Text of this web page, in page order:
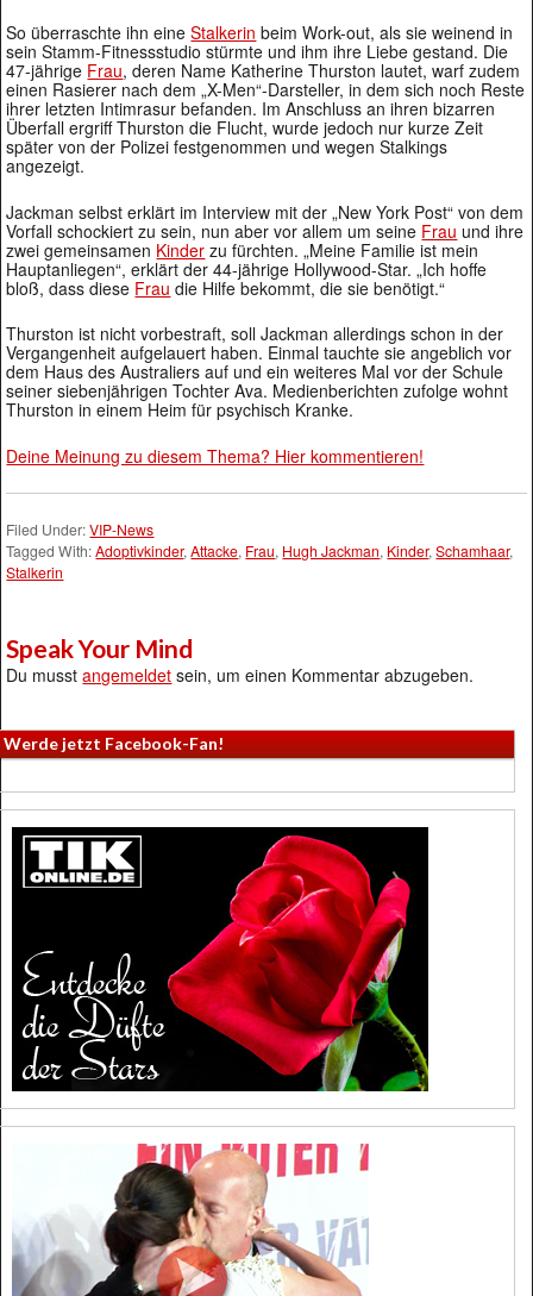
So überraschte ihn eineStalkerin beim Work-out, als sie weinend in
sein Stamm-Fitnessstudio stürmte und ihm ihre Liebe gestand. Die
47-jährige Frau, deren Name Katherine Thurston lautet, warf zudem
einen Rasierer nach dem „X-Men“-Darsteller, in dem sich noch Reste
ihrer letzten Intimrasur befanden. Im Anschluss an ihren bizarren
Überfall ergriff Thurston die Flucht, wurde jedoch nur kurze Zeit
später von der Polizei festgenommen und wegen Stalkings
angezeigt.
Jackman selbst erklärt im Interview mit der „New York Post“ von dem
Vorfall schockiert zu sein, nun aber vor allem um seine Frau und ihre
zwei gemeinsamen Kinder zu fürchten. „Meine Familie ist mein
Hauptanliegen“, erklärt der 44-jährige Hollywood-Star. „Ich hoffe
bloß, dass diese Frau die Hilfe bekommt, die sie benötigt.“
Thurston ist nicht vorbestraft, soll Jackman allerdings schon in der
Vergangenheit aufgelauert haben. Einmal tauchte sie angeblich vor
dem Haus des Australiers auf und ein weiteres Mal vor der Schule
seiner siebenjährigen Tochter Ava. Medienberichten zufolge wohnt
Thurston in einem Heim für psychisch Kranke.
Deine Meinung zu diesem Thema? Hier kommentieren!
Filed Under:VIP-News
Tagged With:Adoptivkinder,Attacke, Frau, Hugh Jackman, Kinder,Schamhaar,
Stalkerin
Speak Your Mind
Du musstangemeldet sein, um einen Kommentar abzugeben.
Werde jetzt Facebook-Fan!